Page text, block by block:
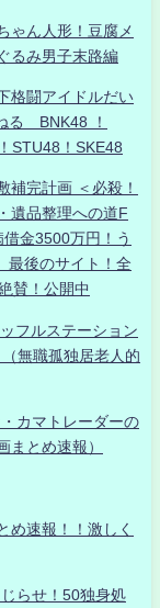
ゃん人形！豆腐メ
るみ男子末路編
闘アイドルだい
る BNK48 ！
STU48！SKE48
補完計画 ＜必殺！
遺品整理への道F
金3500万円！う
最後のサイト！全
賛！公開中
フルステーション
無職孤独居老人的
カマトレーダーの
とめ速報）
め速報！！激しく
らせ！50独身処